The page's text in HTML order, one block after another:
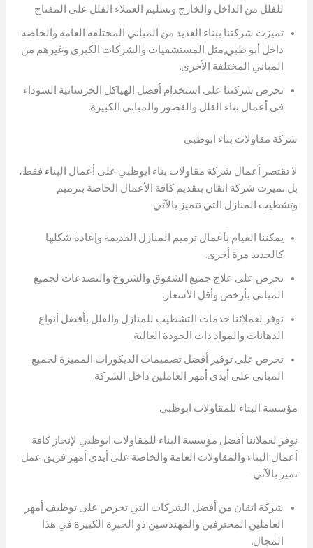
للفلل من الداخل والخارج وتسليم العملاء الفلل على المفتاح.
تميزت شركتنا ببناء العديد من المباني المختلفة العامة والخاصة
داخل أبو ظبي,مثل المستشفيات والشركات الكبرى وغيرهم من
المباني المختلفة الأخرى.
تحرص شركتنا على استخدام أفضل الهياكل الخرسانية السوداء
في أعمال بناء الفلل والقصور والمباني الكبيرة.
شركة مقاولات بناء ابوظبي
لا تقتصر أعمال شركة مقاولات بناء ابوظبي على أعمال البناء فقط،
بل تميزت شركة اتقان بتقديم كافة الأعمال الخاصة بترميم
وتشطيب المنازل التي تتميز بالآتي:
يمكننا القيام بأعمال ترميم المنازل القديمة وإعادة شكلها
كالجديد مرة أخرى.
نحرص على علاج جميع الشقوق والشروخ والتصدعات لجميع
المباني بأرخص وأقل الأسعار.
نوفر لعملائنا خدمات التشطيب للمنازل والفلل بأفضل أنواع
الدهانات والمواد ذات الجودة العالية.
نحرص على توفير أفضل تصميمات الديكورات المميزة لجميع
المباني على أيدي أمهر العاملين داخل الشركة.
مؤسسة البناء للمقاولات ابوظبي
نوفر لعملائنا أفضل مؤسسة البناء للمقاولات ابوظبي لإنجاز كافة
أعمال البناء والمقاولات العامة والخاصة على أيدي أمهر فريق عمل
تميز بالآتي:
شركة اتقان من أفضل الشركات التي تحرص على توظيف أمهر
العاملين المحترفين والمهندسين ذو الخبرة الكبيرة في هذا
المجال.